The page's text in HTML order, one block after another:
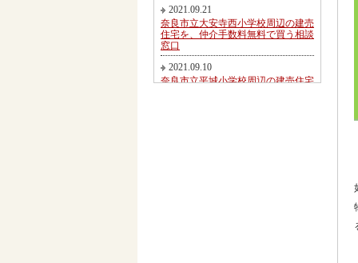
2017.04.06
大和郡山市冠山町新築一戸建て【価
格変更】になりました！
2017.03.31
大和郡山市にて駅徒歩圏売り土地・
新築一戸建て・建築条件無し売り土
2021.09.21
奈良市立大安寺西小学校周辺の建売
住宅を、仲介手数料無料で買う相談
窓口
2021.09.10
奈良市立平城小学校周辺の建売住宅